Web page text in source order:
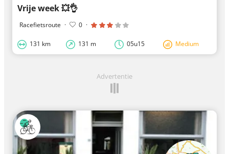
Vrije week 💥👌
Racefietsroute · 0 ·
131 km 131 m 05u15 Medium
Advertentie